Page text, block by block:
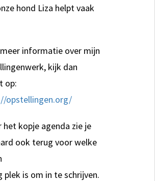
hond Liza helpt vaak
informatie over mijn
kijk dan
op:
opstellingen.org/
het kopje agenda zie je
ook terug voor welke
plek is om in te schrijven.